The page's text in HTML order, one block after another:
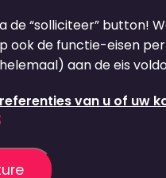
de “solliciteer” button!
ook de functie-eisen
aan de eis
van u of uw